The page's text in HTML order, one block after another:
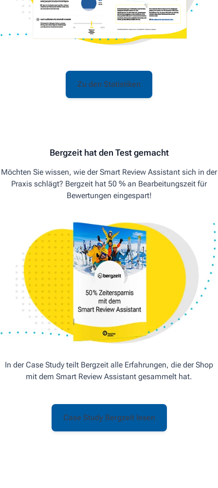
Zu den Statistiken
Bergzeit hat den Test gemacht
Möchten Sie wissen, wie der Smart Review Assistant sich in der
Praxis schlägt? Bergzeit hat 50 % an Bearbeitungszeit für
Bewertungen eingespart!
In der Case Study teilt Bergzeit alle Erfahrungen, die der Shop
mit dem Smart Review Assistant gesammelt hat.
Case Study Bergzeit lesen